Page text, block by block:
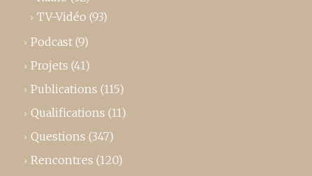
TV-Vidéo (93)
Podcast (9)
Projets (41)
Publications (115)
Qualifications (11)
Questions (347)
Rencontres (120)